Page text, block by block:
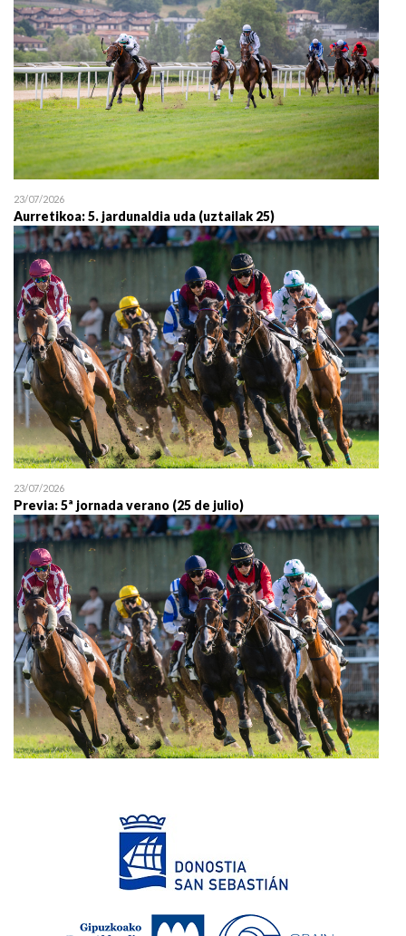
23/07/2026
Aurretikoa: 5. jardunaldia uda (uztailak 25)
23/07/2026
Previa: 5ª jornada verano (25 de julio)